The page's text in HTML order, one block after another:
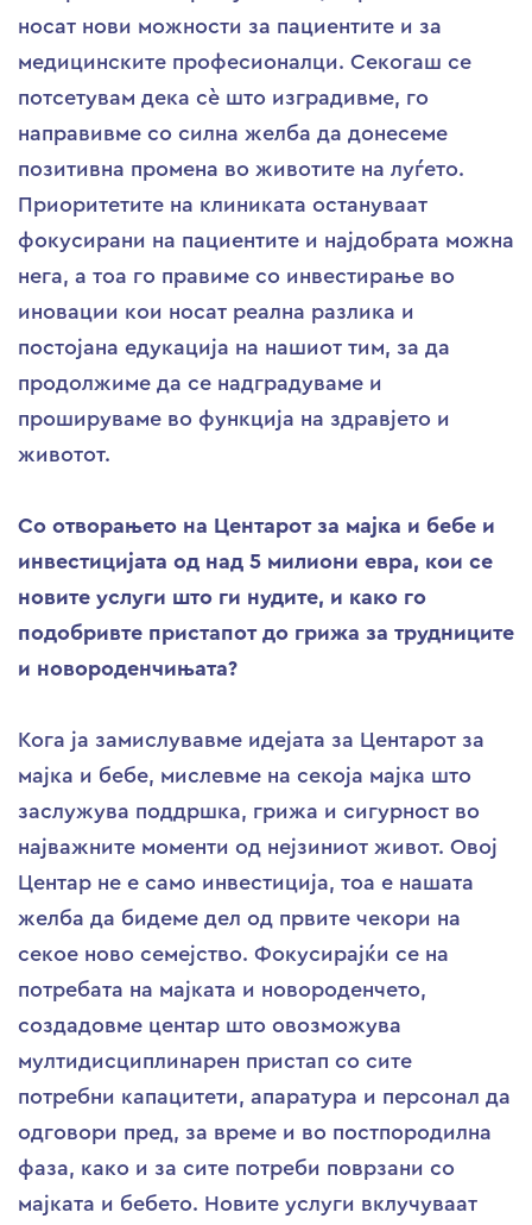
носат нови можности за пациентите и за
медицинските професионалци. Секогаш се
потсетувам дека сè што изградивме, го
направивме со силна желба да донесеме
позитивна промена во животите на луѓето.
Приоритетите на клиниката остануваат
фокусирани на пациентите и најдобрата можна
нега, а тоа го правиме со инвестирање во
иновации кои носат реална разлика и
постојана едукација на нашиот тим, за да
продолжиме да се надградуваме и
прошируваме во функција на здравјето и
животот.
Со отворањето на Центарот за мајка и бебе и
инвестицијата од над 5 милиони евра, кои се
новите услуги што ги нудите, и како го
подобривте пристапот до грижа за трудниците
и новороденчињата?
Кога ја замислувавме идејата за Центарот за
мајка и бебе, мислевме на секоја мајка што
заслужува поддршка, грижа и сигурност во
најважните моменти од нејзиниот живот. Овој
Центар не е само инвестиција, тоа е нашата
желба да бидеме дел од првите чекори на
секое ново семејство. Фокусирајќи се на
потребата на мајката и новороденчето,
создадовме центар што овозможува
мултидисциплинарен пристап со сите
потребни капацитети, апаратура и персонал да
одговори пред, за време и во постпородилна
фаза, како и за сите потреби поврзани со
мајката и бебето. Новите услуги вклучуваат